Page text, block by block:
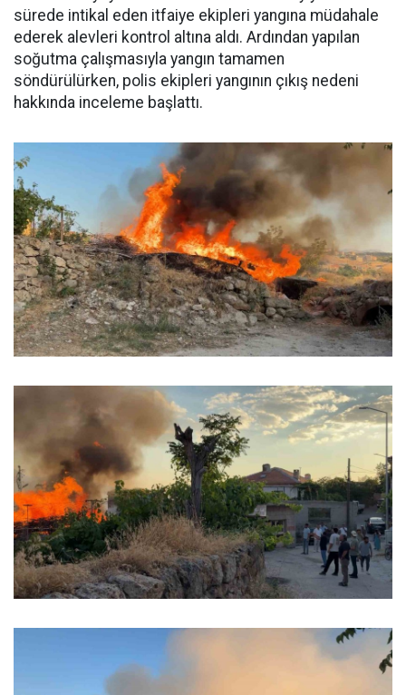
sürede intikal eden itfaiye ekipleri yangına müdahale
ederek alevleri kontrol altına aldı. Ardından yapılan
soğutma çalışmasıyla yangın tamamen
söndürülürken, polis ekipleri yangının çıkış nedeni
hakkında inceleme başlattı.